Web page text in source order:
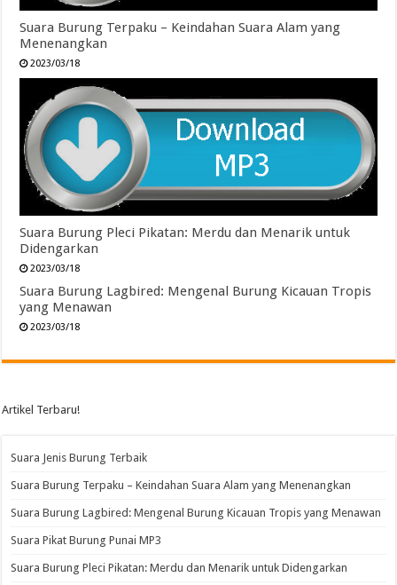
Suara Burung Terpaku – Keindahan Suara Alam yang
Menenangkan
2023/03/18
Suara Burung Pleci Pikatan: Merdu dan Menarik untuk
Didengarkan
2023/03/18
Suara Burung Lagbired: Mengenal Burung Kicauan Tropis
yang Menawan
2023/03/18
Artikel Terbaru!
Suara Jenis Burung Terbaik
Suara Burung Terpaku – Keindahan Suara Alam yang Menenangkan
Suara Burung Lagbired: Mengenal Burung Kicauan Tropis yang Menawan
Suara Pikat Burung Punai MP3
Suara Burung Pleci Pikatan: Merdu dan Menarik untuk Didengarkan